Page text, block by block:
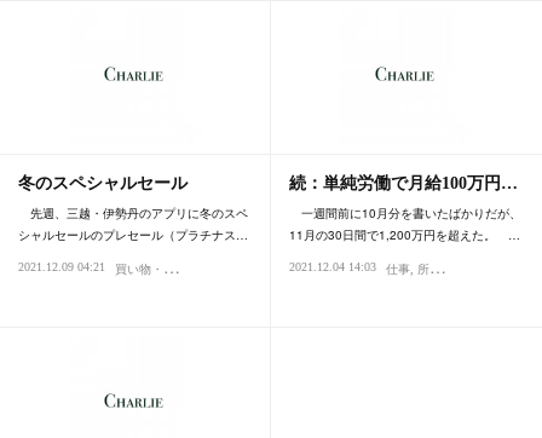
冬のスペシャルセール
先週、三越・伊勢丹のアプリに冬のスペ
シャルセールのプレセール（プラチナス…
2021.12.09 04:21 買
い物・デパート ファッション・スタイル・流行
続：単純労働で月給100万円…
一週間前に10月分を書いたばかりだが、
11月の30日間で1,200万円を超えた。 …
2021.12.04 14:03 仕事 所得・年収